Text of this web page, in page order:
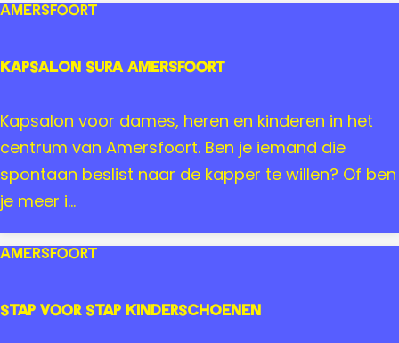
e
j
e
r
p
t
e
o
p
:
Kapsalon Sura Amersfoort
K
a
p
s
a
l
n
Kapsalon voor dames, heren en kinderen in het
centrum van Amersfoort. Ben je iemand die
spontaan beslist naar de kapper te willen? Of ben
je meer i...
Amersfoort
Stap voor Stap Kinderschoenen
Amersfoort